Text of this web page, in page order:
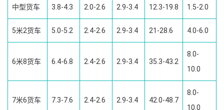
中型货车 3.8-4.3 2.0-2.6 2.9-3.4 12.3-19.8 1.5-2.0
5米2货车 5.0-5.2 2.4-2.6 2.9-3.4 21-28.6 4.0-6.0
6米8货车 6.4-6.8 2.4-2.6 2.9-3.4 35.3-43.2
8.0-
10.0
7米6货车 7.3-7.6 2.4-2.6 2.9-3.4 42.0-48.7
8.0-
10.0